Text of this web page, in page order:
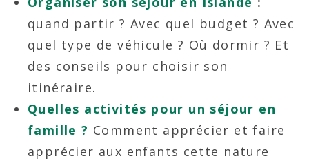
quand partir ? Avec quel budget ? Avec
quel type de véhicule ? Où dormir ? Et
des conseils pour choisir son
itinéraire.
Quelles activités pour un séjour en
famille ? Comment apprécier et faire
apprécier aux enfants cette nature